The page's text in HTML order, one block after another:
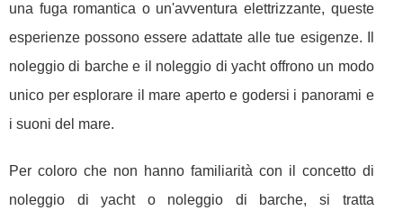
una fuga romantica o un'avventura elettrizzante, queste
esperienze possono essere adattate alle tue esigenze. Il
noleggio di barche e il noleggio di yacht offrono un modo
unico per esplorare il mare aperto e godersi i panorami e
i suoni del mare.
Per coloro che non hanno familiarità con il concetto di
noleggio di yacht o noleggio di barche, si tratta